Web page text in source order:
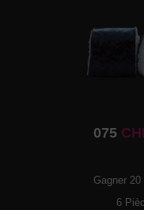
075
Gagner
6